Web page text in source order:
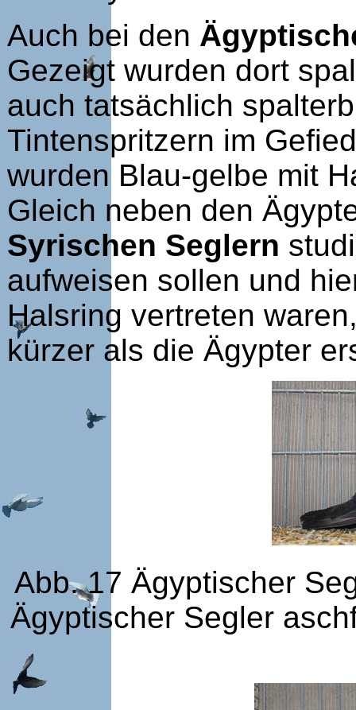
Auch bei den
Gezeigt wurden dort
auch tatsächlich
Tintenspritzern im
wurden Blau-gelbe mit
Gleich neben den
Syrischen Seglern
aufweisen sollen und
Halsring vertreten
kürzer als die Ägypter
Abb. 17 Ägyptischer
Ägyptischer Segler